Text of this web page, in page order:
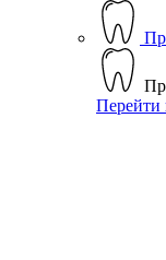
Перейти